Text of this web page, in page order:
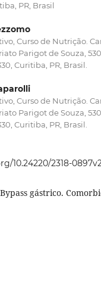
PR, Brasil
Curso de Nutrição.
Parigot de Souza,
Curitiba, PR, Brasil.
Curso de Nutrição.
Parigot de Souza,
Curitiba, PR, Brasil.
10.24220/2318-
Bypass gástrico.